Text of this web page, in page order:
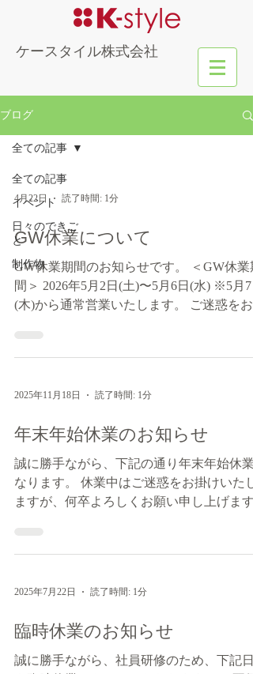
​ケースタイル株式会社
ブログ
全ての記事
イベント
日々のできご
と
制作物
全ての記事
4月22日 読了時間: 1分
GW休業について
GW休業期間のお知らせです。 ＜GW休業
間＞ 2026年5月2日(土)〜5月6日(水) ※5月7
(木)から通常営業いたします。 ご迷惑をお掛
2025年11月18日 読了時間: 1分
年末年始休業のお知らせ
誠に勝手ながら、下記の通り年末年始休業
なります。 休業中はご迷惑をお掛けいたし
ますが、何卒よろしくお願い申し上げます
26日(金)午後～2026年1月5日(月)
2025年7月22日 読了時間: 1分
臨時休業のお知らせ
誠に勝手ながら、社員研修のため、下記日